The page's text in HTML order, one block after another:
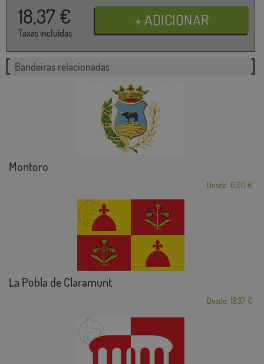
18,37 €
Taxas incluídas
Bandeiras relacionadas
Montoro
Desde: 0,00 €
La Pobla de Claramunt
Desde: 18,37 €